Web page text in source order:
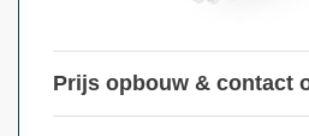
Prijs opbouw & contact